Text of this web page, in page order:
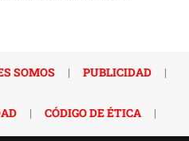
SOMOS | PUBLICIDAD |
| CÓDIGO DE ÉTICA |